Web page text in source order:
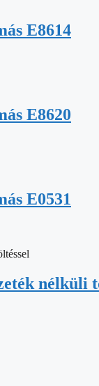
E8614
E8620
E0531
nélküli